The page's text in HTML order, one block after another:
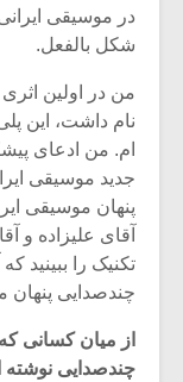
در موسیقی
شکل بالفعل.
من در اولین
نام داشت، این
ام. من ادعای
جدید موسیقی
پنهان موسیقی
آقای علیزاده و
تکنیک را ببینید
چندصدایی پنهان
از میان کسانی
چندصدایی نوشته